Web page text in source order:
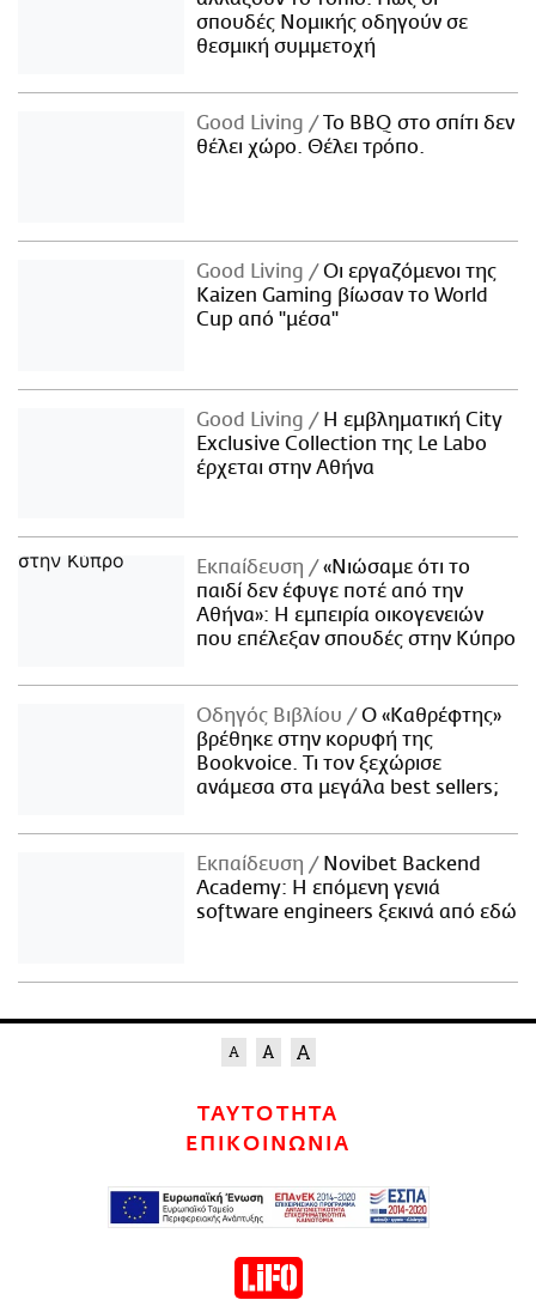
σπουδές Νομικής οδηγούν σε
θεσμική συμμετοχή
Good Living
Το BBQ στο σπίτι δεν
θέλει χώρο. Θέλει τρόπο.
Good Living
Οι εργαζόμενοι της
Kaizen Gaming βίωσαν το World
Cup από "μέσα"
Good Living
Η εμβληματική City
Exclusive Collection της Le Labo
έρχεται στην Αθήνα
Εκπαίδευση
«Νιώσαμε ότι το
παιδί δεν έφυγε ποτέ από την
Αθήνα»: Η εμπειρία οικογενειών
που επέλεξαν σπουδές στην Κύπρο
Οδηγός Βιβλίου
Ο «Καθρέφτης»
βρέθηκε στην κορυφή της
Bookvoice. Τι τον ξεχώρισε
ανάμεσα στα μεγάλα best sellers;
Εκπαίδευση
Novibet Backend
Academy: Η επόμενη γενιά
software engineers ξεκινά από εδώ
ΤΑΥΤΟΤΗΤΑ
ΕΠΙΚΟΙΝΩΝΙΑ